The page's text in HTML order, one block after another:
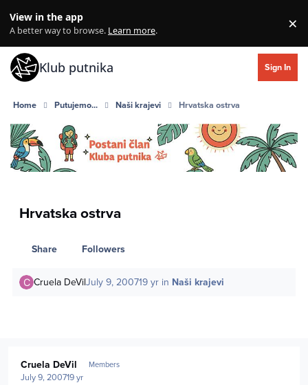
View in the app
A better way to browse. Learn more. ×
Klub putnika Sign In
Home Putujemo... Naši krajevi Hrvatska ostrva
Hrvatska ostrva
Share Followers
Cruela DeVilJuly 9, 200719 yr in Naši krajevi
Cruela DeVil Members
July 9, 200719 yr